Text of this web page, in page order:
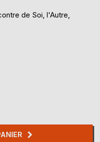
de Soi, l'Autre,